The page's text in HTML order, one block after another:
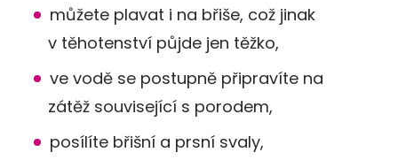
můžete plavat i na břiše, což jinak
v těhotenství půjde jen těžko,
ve vodě se postupně připravíte na
zátěž související s porodem,
posílíte břišní a prsní svaly,